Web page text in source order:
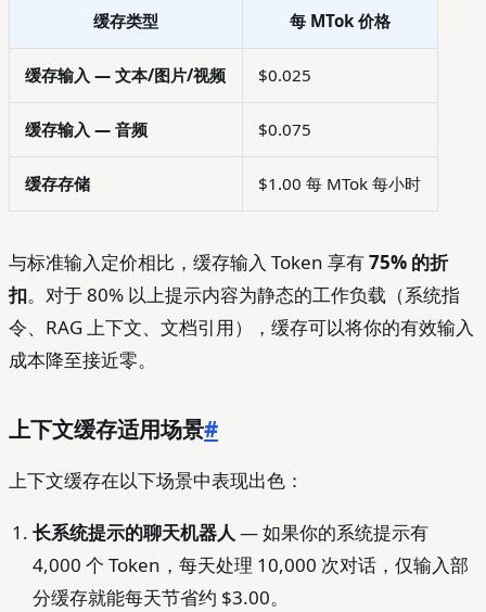
缓存类型 每 MTok 价格
缓存输入 — 文本/图片/视频 $0.025
缓存输入 — 音频 $0.075
缓存存储 $1.00 每 MTok 每小时
与标准输入定价相比，缓存输入 Token 享有75% 的折
扣。对于 80% 以上提示内容为静态的工作负载（系统指
令、RAG 上下文、文档引用），缓存可以将你的有效输入
成本降至接近零。
上下文缓存适用场景#
上下文缓存在以下场景中表现出色：
长系统提示的聊天机器人 — 如果你的系统提示有
4,000 个 Token，每天处理 10,000 次对话，仅输入部
分缓存就能每天节省约 $3.00。